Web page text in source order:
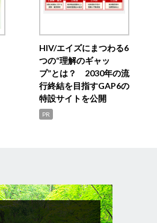
HIV/エイズにまつわる6
つの“理解のギャッ
プ”とは？ 2030年の流
行終結を目指すGAP6の
特設サイトを公開
PR